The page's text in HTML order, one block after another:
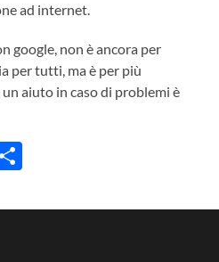
ad internet.
google, non è ancora per
per tutti, ma è per più
aiuto in caso di problemi è